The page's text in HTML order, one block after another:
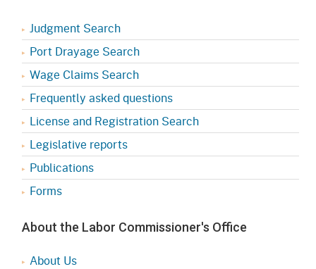
Judgment Search
Port Drayage Search
Wage Claims Search
Frequently asked questions
License and Registration Search
Legislative reports
Publications
Forms
About the Labor Commissioner's Office
About Us